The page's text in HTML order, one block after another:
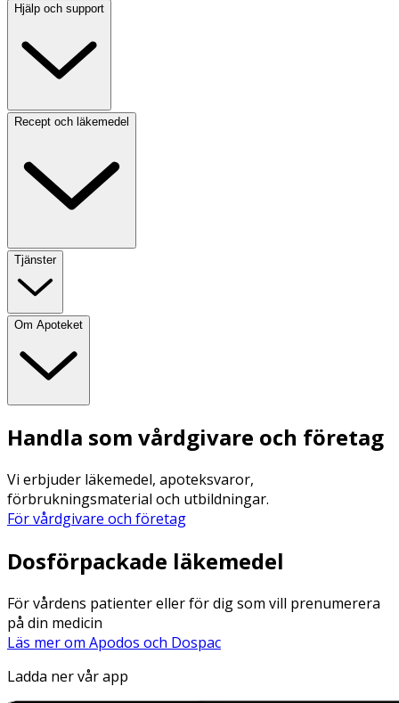
Hjälp och support
Recept och läkemedel
Tjänster
Om Apoteket
Handla som vårdgivare och företag
Vi erbjuder läkemedel, apoteksvaror,
förbrukningsmaterial och utbildningar.
För vårdgivare och företag
Dosförpackade läkemedel
För vårdens patienter eller för dig som vill prenumerera
på din medicin
Läs mer om Apodos och Dospac
Ladda ner vår app